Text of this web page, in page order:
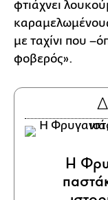
φτιάχνει
με ταχίνι που
φοβερός».
Η